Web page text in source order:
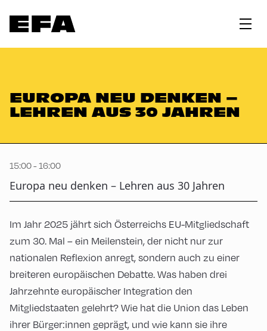
EUROPA NEU DENKEN –
LEHREN AUS 30 JAHREN
15:00 - 16:00
Europa neu denken – Lehren aus 30 Jahren
Im Jahr 2025 jährt sich Österreichs EU-Mitgliedschaft
zum 30. Mal – ein Meilenstein, der nicht nur zur
nationalen Reflexion anregt, sondern auch zu einer
breiteren europäischen Debatte. Was haben drei
Jahrzehnte europäischer Integration den
Mitgliedstaaten gelehrt? Wie hat die Union das Leben
ihrer Bürger:innen geprägt, und wie kann sie ihre